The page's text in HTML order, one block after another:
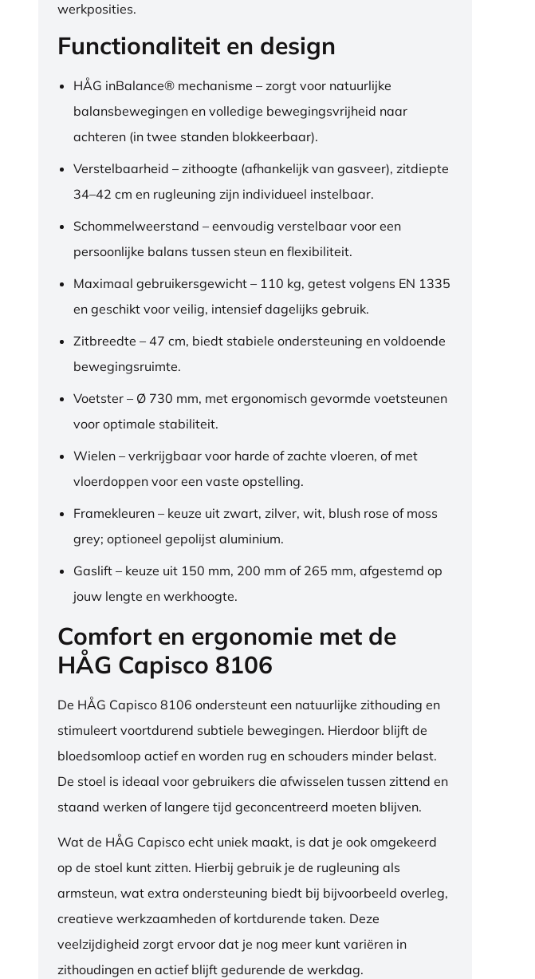
werkposities.
Functionaliteit en design
HÅG inBalance® mechanisme – zorgt voor natuurlijke
balansbewegingen en volledige bewegingsvrijheid naar
achteren (in twee standen blokkeerbaar).
Verstelbaarheid – zithoogte (afhankelijk van gasveer), zitdiepte
34–42 cm en rugleuning zijn individueel instelbaar.
Schommelweerstand – eenvoudig verstelbaar voor een
persoonlijke balans tussen steun en flexibiliteit.
Maximaal gebruikersgewicht – 110 kg, getest volgens EN 1335
en geschikt voor veilig, intensief dagelijks gebruik.
Zitbreedte – 47 cm, biedt stabiele ondersteuning en voldoende
bewegingsruimte.
Voetster – Ø 730 mm, met ergonomisch gevormde voetsteunen
voor optimale stabiliteit.
Wielen – verkrijgbaar voor harde of zachte vloeren, of met
vloerdoppen voor een vaste opstelling.
Framekleuren – keuze uit zwart, zilver, wit, blush rose of moss
grey; optioneel gepolijst aluminium.
Gaslift – keuze uit 150 mm, 200 mm of 265 mm, afgestemd op
jouw lengte en werkhoogte.
Comfort en ergonomie met de
HÅG Capisco 8106
De HÅG Capisco 8106 ondersteunt een natuurlijke zithouding en
stimuleert voortdurend subtiele bewegingen. Hierdoor blijft de
bloedsomloop actief en worden rug en schouders minder belast.
De stoel is ideaal voor gebruikers die afwisselen tussen zittend en
staand werken of langere tijd geconcentreerd moeten blijven.
Wat de HÅG Capisco echt uniek maakt, is dat je ook omgekeerd
op de stoel kunt zitten. Hierbij gebruik je de rugleuning als
armsteun, wat extra ondersteuning biedt bij bijvoorbeeld overleg,
creatieve werkzaamheden of kortdurende taken. Deze
veelzijdigheid zorgt ervoor dat je nog meer kunt variëren in
zithoudingen en actief blijft gedurende de werkdag.